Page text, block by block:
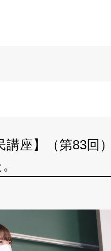
講座】（第83